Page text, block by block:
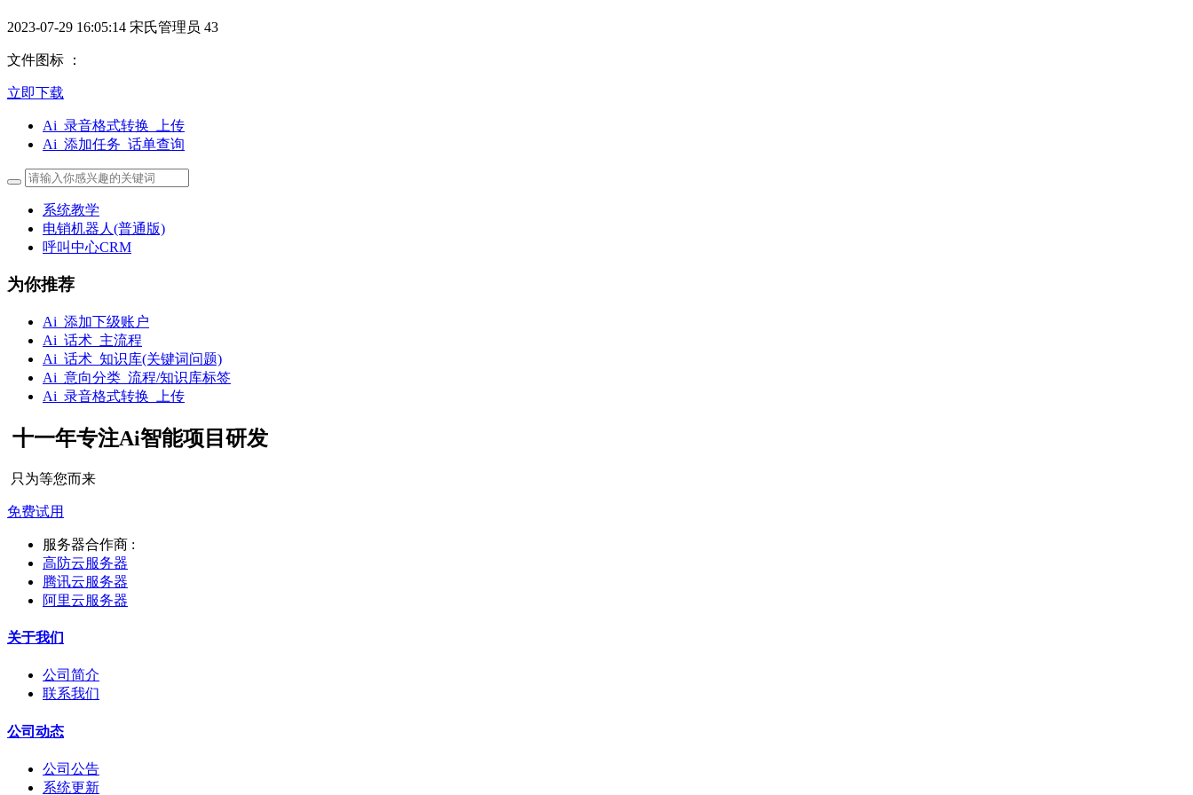
2023-07-29 16:05:14 宋氏管理员 43
文件图标 ：
立即下载
Ai_录音格式转换_上传
Ai_添加任务_话单查询
系统教学
电销机器人(普通版)
呼叫中心CRM
为你推荐
Ai_添加下级账户
Ai_话术_主流程
Ai_话术_知识库(关键词问题)
Ai_意向分类_流程/知识库标签
Ai_录音格式转换_上传
十一年专注Ai智能项目研发
只为等您而来
免费试用
服务器合作商 :
高防云服务器
腾讯云服务器
阿里云服务器
关于我们
公司简介
联系我们
公司动态
公司公告
系统更新